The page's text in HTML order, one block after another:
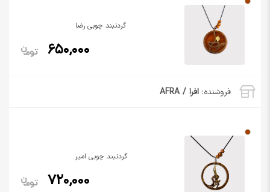
فروشنده: افرا / AFRA
گردنبند چوبی رضا
650,000
گردنبند چوبی امیر
720,000